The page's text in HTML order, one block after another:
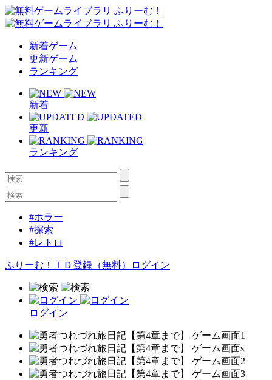
新着ゲーム
更新ゲーム
ランキング
新着
更新
ランキング
#ホラー
#探索
#レトロ
ふりーむ！ＩＤ登録（無料） ログイン
ログイン